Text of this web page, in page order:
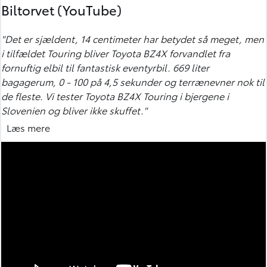
Biltorvet (YouTube)
"Det er sjældent, 14 centimeter har betydet så meget, men
i tilfældet Touring bliver Toyota BZ4X forvandlet fra
fornuftig elbil til fantastisk eventyrbil. 669 liter
bagagerum, 0 - 100 på 4,5 sekunder og terrænevner nok til
de fleste. Vi tester Toyota BZ4X Touring i bjergene i
Slovenien og bliver ikke skuffet."
"Nu er bZ4X Touring ikke en rallybil. Men når det nu skal
være, så er den faktisk ret underholdende på de her veje.
Læs mere